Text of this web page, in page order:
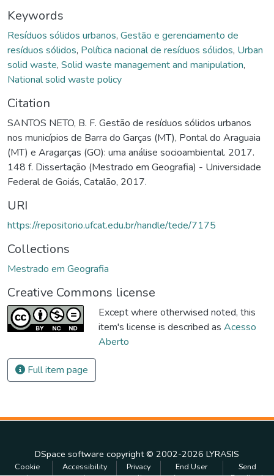
Keywords
Resíduos sólidos urbanos, Gestão e gerenciamento de
resíduos sólidos, Política nacional de resíduos sólidos, Urban
solid waste, Solid waste management and manipulation,
National solid waste policy
Citation
SANTOS NETO, B. F. Gestão de resíduos sólidos urbanos
nos municípios de Barra do Garças (MT), Pontal do Araguaia
(MT) e Aragarças (GO): uma análise socioambiental. 2017.
148 f. Dissertação (Mestrado em Geografia) - Universidade
Federal de Goiás, Catalão, 2017.
URI
https://repositorio.ufcat.edu.br/handle/tede/7175
Collections
Mestrado em Geografia
Creative Commons license
Except where otherwised noted, this
item's license is described as Acesso
Aberto
Full item page
DSpace software copyright © 2002-2026 LYRASIS
Cookie
Accessibility
Privacy
End User
Send